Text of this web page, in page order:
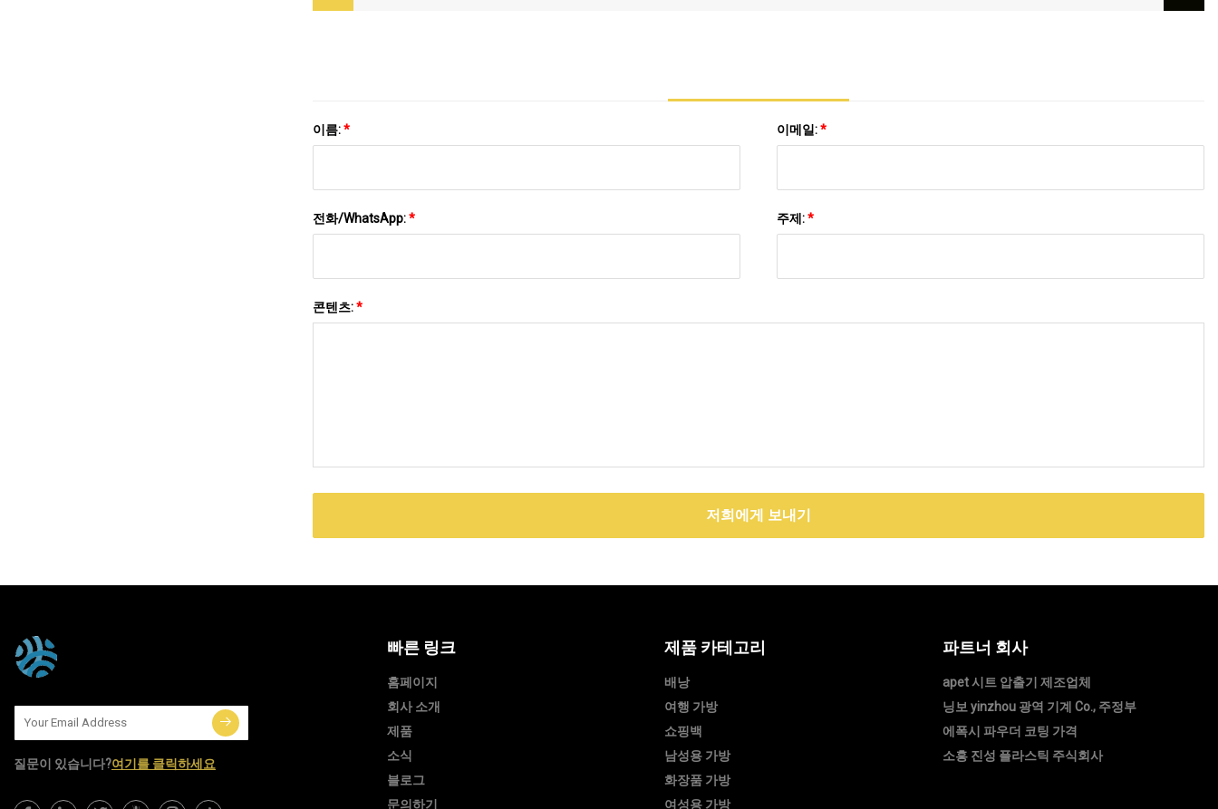
이름:* 이메일:*
전화/WhatsApp:* 주제:*
콘텐츠:*
저희에게 보내기
질문이 있습니다?여기를 클릭하세요
빠른 링크
홈페이지
회사 소개
제품
소식
블로그
문의하기
제품 카테고리
배낭
여행 가방
쇼핑백
남성용 가방
화장품 가방
여성용 가방
파트너 회사
apet 시트 압출기 제조업체
닝보 yinzhou 광역 기계 Co., 주정부
에폭시 파우더 코팅 가격
소흥 진성 플라스틱 주식회사